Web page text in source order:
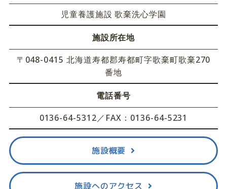
児童養護施設 歌棄洗心学園
施設所在地
〒048-0415 北海道寿都郡寿都町字歌棄町歌棄270
番地
電話番号
0136-64-5312／FAX：0136-64-5231
施設概要
施設へのアクセス